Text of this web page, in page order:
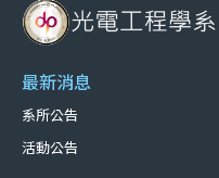
最新消息
系所公告
活動公告